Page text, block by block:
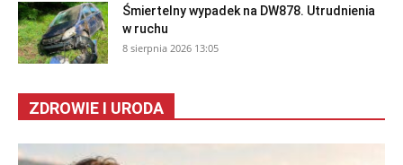
Śmiertelny wypadek na DW878. Utrudnienia
w ruchu
8 sierpnia 2026 13:05
ZDROWIE I URODA